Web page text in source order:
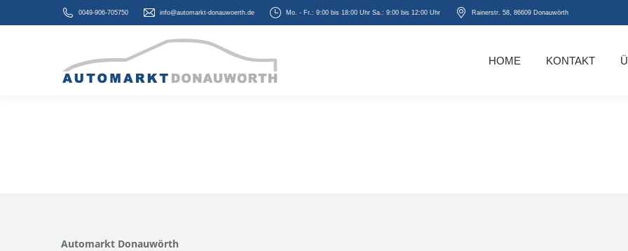
0049-906-705750 info@automarkt-donauwoerth.de Mo. - Fr.: 9:00 bis 18:00 Uhr Sa.: 9:00 bis 12:00 Uhr Rainerstr. 58, 86609 Donauwörth
HOME KONTAKT
Automarkt Donauwörth